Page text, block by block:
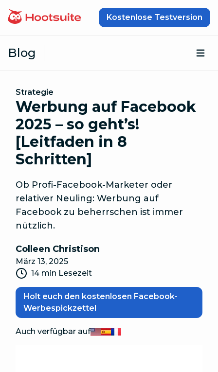
Kostenlose Testversion
Blog
Strategie
Werbung auf Facebook
2025 – so geht’s!
[Leitfaden in 8
Schritten]
Ob Profi-Facebook-Marketer oder
relativer Neuling: Werbung auf
Facebook zu beherrschen ist immer
nützlich.
Colleen Christison
März 13, 2025
14 min Lesezeit
Holt euch den kostenlosen Facebook-
Werbespickzettel
Auch verfügbar aufEnglish
Español
Français